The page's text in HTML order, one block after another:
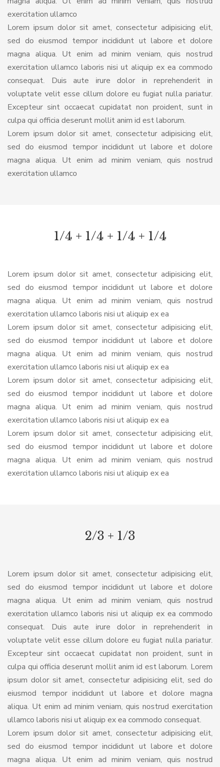
exercitation ullamco
Lorem ipsum dolor sit amet, consectetur adipisicing elit,
sed do eiusmod tempor incididunt ut labore et dolore
magna aliqua. Ut enim ad minim veniam, quis nostrud
exercitation ullamco laboris nisi ut aliquip ex ea commodo
consequat. Duis aute irure dolor in reprehenderit in
voluptate velit esse cillum dolore eu fugiat nulla pariatur.
Excepteur sint occaecat cupidatat non proident, sunt in
culpa qui officia deserunt mollit anim id est laborum.
Lorem ipsum dolor sit amet, consectetur adipisicing elit,
sed do eiusmod tempor incididunt ut labore et dolore
magna aliqua. Ut enim ad minim veniam, quis nostrud
exercitation ullamco
1/4 + 1/4 + 1/4 + 1/4
Lorem ipsum dolor sit amet, consectetur adipisicing elit,
sed do eiusmod tempor incididunt ut labore et dolore
magna aliqua. Ut enim ad minim veniam, quis nostrud
exercitation ullamco laboris nisi ut aliquip ex ea
Lorem ipsum dolor sit amet, consectetur adipisicing elit,
sed do eiusmod tempor incididunt ut labore et dolore
magna aliqua. Ut enim ad minim veniam, quis nostrud
exercitation ullamco laboris nisi ut aliquip ex ea
Lorem ipsum dolor sit amet, consectetur adipisicing elit,
sed do eiusmod tempor incididunt ut labore et dolore
magna aliqua. Ut enim ad minim veniam, quis nostrud
exercitation ullamco laboris nisi ut aliquip ex ea
Lorem ipsum dolor sit amet, consectetur adipisicing elit,
sed do eiusmod tempor incididunt ut labore et dolore
magna aliqua. Ut enim ad minim veniam, quis nostrud
exercitation ullamco laboris nisi ut aliquip ex ea
2/3 + 1/3
Lorem ipsum dolor sit amet, consectetur adipisicing elit,
sed do eiusmod tempor incididunt ut labore et dolore
magna aliqua. Ut enim ad minim veniam, quis nostrud
exercitation ullamco laboris nisi ut aliquip ex ea commodo
consequat. Duis aute irure dolor in reprehenderit in
voluptate velit esse cillum dolore eu fugiat nulla pariatur.
Excepteur sint occaecat cupidatat non proident, sunt in
culpa qui officia deserunt mollit anim id est laborum. Lorem
ipsum dolor sit amet, consectetur adipisicing elit, sed do
eiusmod tempor incididunt ut labore et dolore magna
aliqua. Ut enim ad minim veniam, quis nostrud exercitation
ullamco laboris nisi ut aliquip ex ea commodo consequat.
Lorem ipsum dolor sit amet, consectetur adipisicing elit,
sed do eiusmod tempor incididunt ut labore et dolore
magna aliqua. Ut enim ad minim veniam, quis nostrud